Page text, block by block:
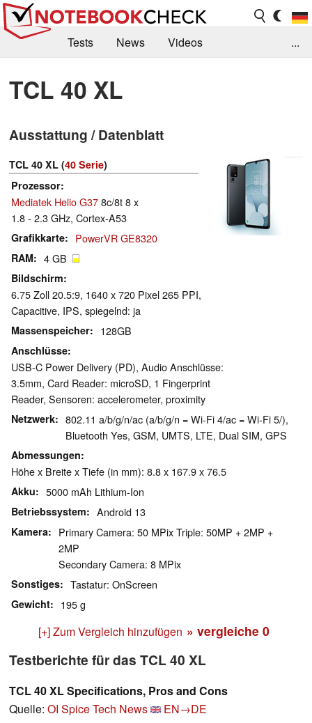
Tests News
Videos
Kaufberatung
Deals
Forum
...
TCL 40 XL
Ausstattung / Datenblatt
TCL 40 XL (40 Serie)
Prozessor
Mediatek Helio G378c/8t 8 x
1.8 - 2.3 GHz, Cortex-A53
Grafikkarte PowerVR GE8320
RAM 4 GB
Bildschirm
6.75 Zoll 20.5:9, 1640 x 720 Pixel 265 PPI,
Capacitive, IPS, spiegelnd: ja
Massenspeicher 128GB
Anschlüsse
USB-C Power Delivery (PD), Audio Anschlüsse:
3.5mm, Card Reader: microSD, 1 Fingerprint
Reader, Sensoren: accelerometer, proximity
Netzwerk
802.11 a/b/g/n/ac (a/b/g/n = Wi-Fi 4/ac = Wi-Fi 5/),
Bluetooth Yes, GSM, UMTS, LTE, Dual SIM, GPS
Abmessungen
Höhe x Breite x Tiefe (in mm): 8.8 x 167.9 x 76.5
Akku 5000 mAh Lithium-Ion
Betriebssystem Android 13
Kamera
Primary Camera: 50 MPix Triple: 50MP + 2MP +
2MP
Secondary Camera: 8 MPix
Sonstiges Tastatur: OnScreen
Gewicht 195 g
[+] Zum Vergleich hinzufügen » vergleiche 0
Testberichte für das TCL 40 XL
TCL 40 XL Specifications, Pros and Cons
Quelle: OI Spice Tech News
EN→DE